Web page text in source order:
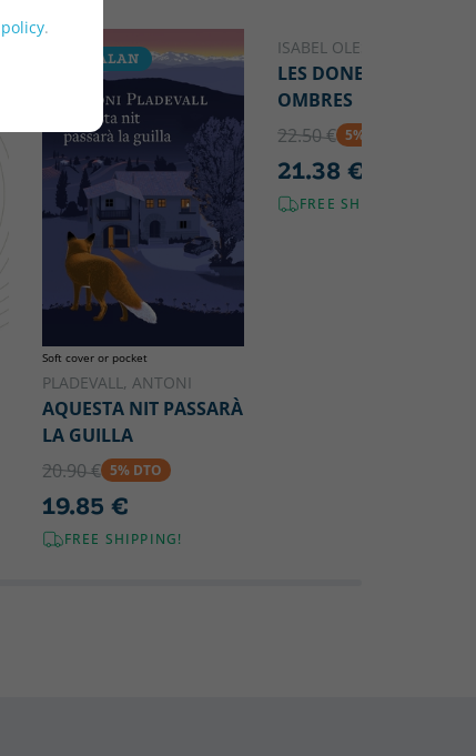
.
CATALAN
Soft cover or pocket
PLADEVALL, ANTONI
AQUESTA NIT PASSARÀ
LA GUILLA
20.90 € 5% DTO
19.85 €
FREE SHIPPING!
CATALAN
ISABEL OLESTI PRATS
LES DONES I LES
OMBRES
22.50 € 5% DTO
21.38 €
FREE SHIPPING!